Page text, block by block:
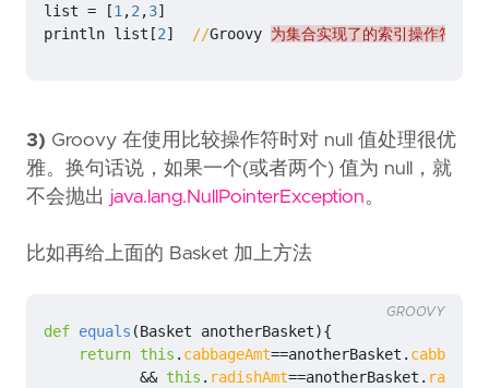
list = [1,2,3]
println list [2] //Groovy 为集合实现了的索引操作符
3) Groovy 在使用比较操作符时对 null 值处理很优
雅。换句话说，如果一个(或者两个) 值为 null，就
不会抛出 java.lang.NullPointerException。
比如再给上面的 Basket 加上方法
def equals (Basket anotherBasket){
return this . cabbageAmt==anotherBasket .
&& this . radishAmt==anotherBasket .
GROOVY